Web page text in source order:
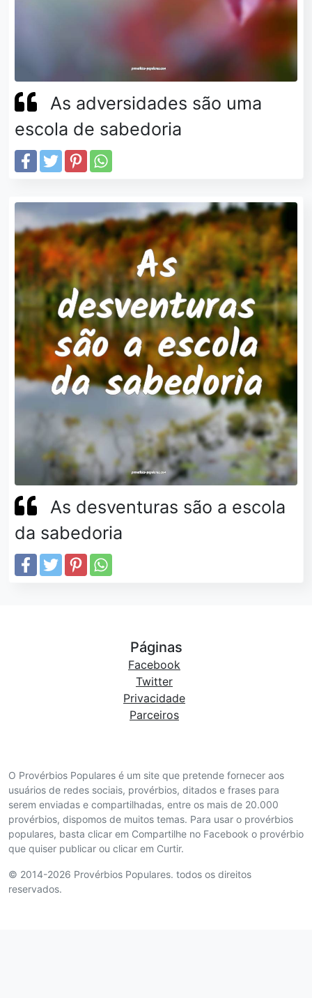
As adversidades são uma
escola de sabedoria
As desventuras são a escola
da sabedoria
O Provérbios Populares é um site que pretende fornecer aos
usuários de redes sociais, provérbios, ditados e frases para
serem enviadas e compartilhadas, entre os mais de 20.000
provérbios, dispomos de muitos temas. Para usar o provérbios
populares, basta clicar em Compartilhe no Facebook o provérbio
que quiser publicar ou clicar em Curtir.
© 2014-2026 Provérbios Populares. todos os direitos
reservados.
Páginas
Facebook
Twitter
Privacidade
Parceiros